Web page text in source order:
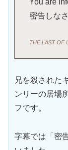
You are
密告しな
THE LAST OF
兄を殺された
ンリーの居場
フです。
字幕では「密